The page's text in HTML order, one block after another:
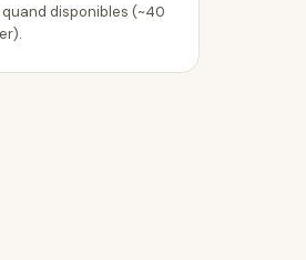
quand disponibles (~40